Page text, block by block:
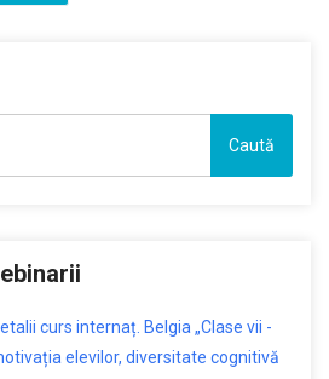
curs internaț. Belgia „Clase vii -
elevilor, diversitate cognitivă